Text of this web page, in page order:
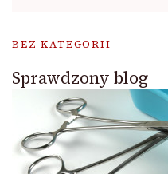
BEZ KATEGORII
Sprawdzony blog